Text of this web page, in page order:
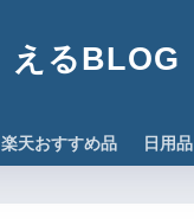
えるBLOG
楽天おすすめ品 日用品